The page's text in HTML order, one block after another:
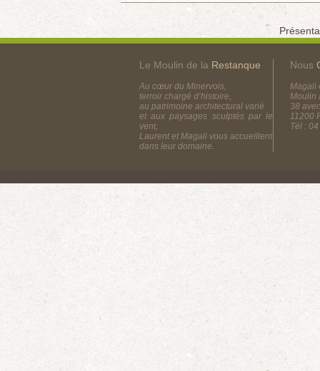
Le Moulin de la Restanque
Au cœur du Minervois,
terroir chargé d’histoire,
au patrimoine architectural varié
et aux paysages sculptés par le
vent,
Laurent et Magali vous accueillent
dans leur domaine.
Nous
Magali
Moulin
38
11200
Tél :